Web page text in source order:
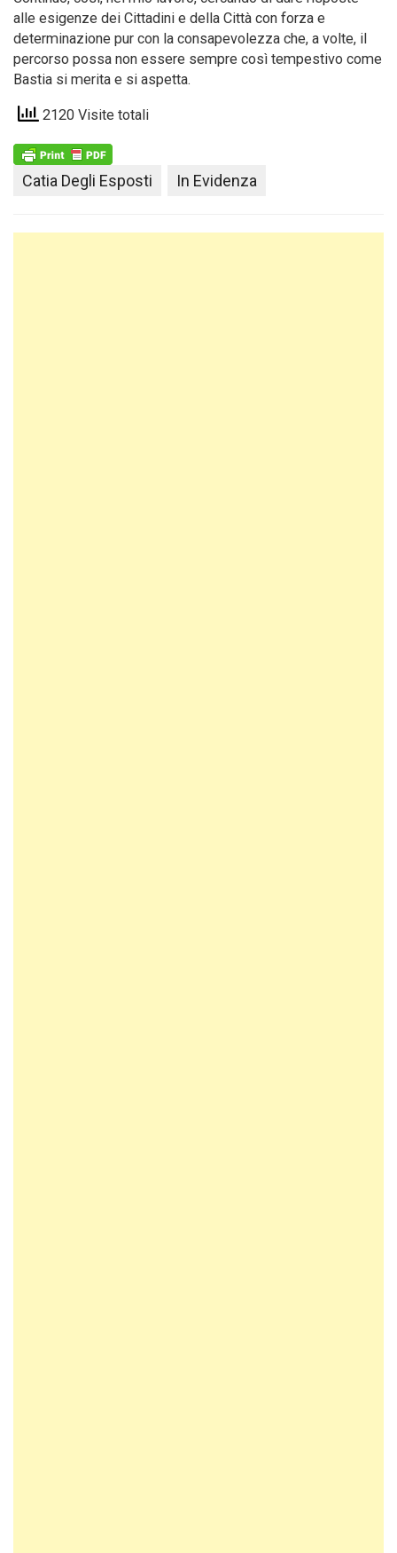
alle esigenze dei Cittadini e della Città con forza e
determinazione pur con la consapevolezza che, a volte, il
percorso possa non essere sempre così tempestivo come
Bastia si merita e si aspetta.
2120 Visite totali
Catia Degli Esposti In Evidenza